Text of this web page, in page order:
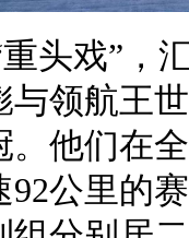
头戏”，
领航王
他们在
公里的